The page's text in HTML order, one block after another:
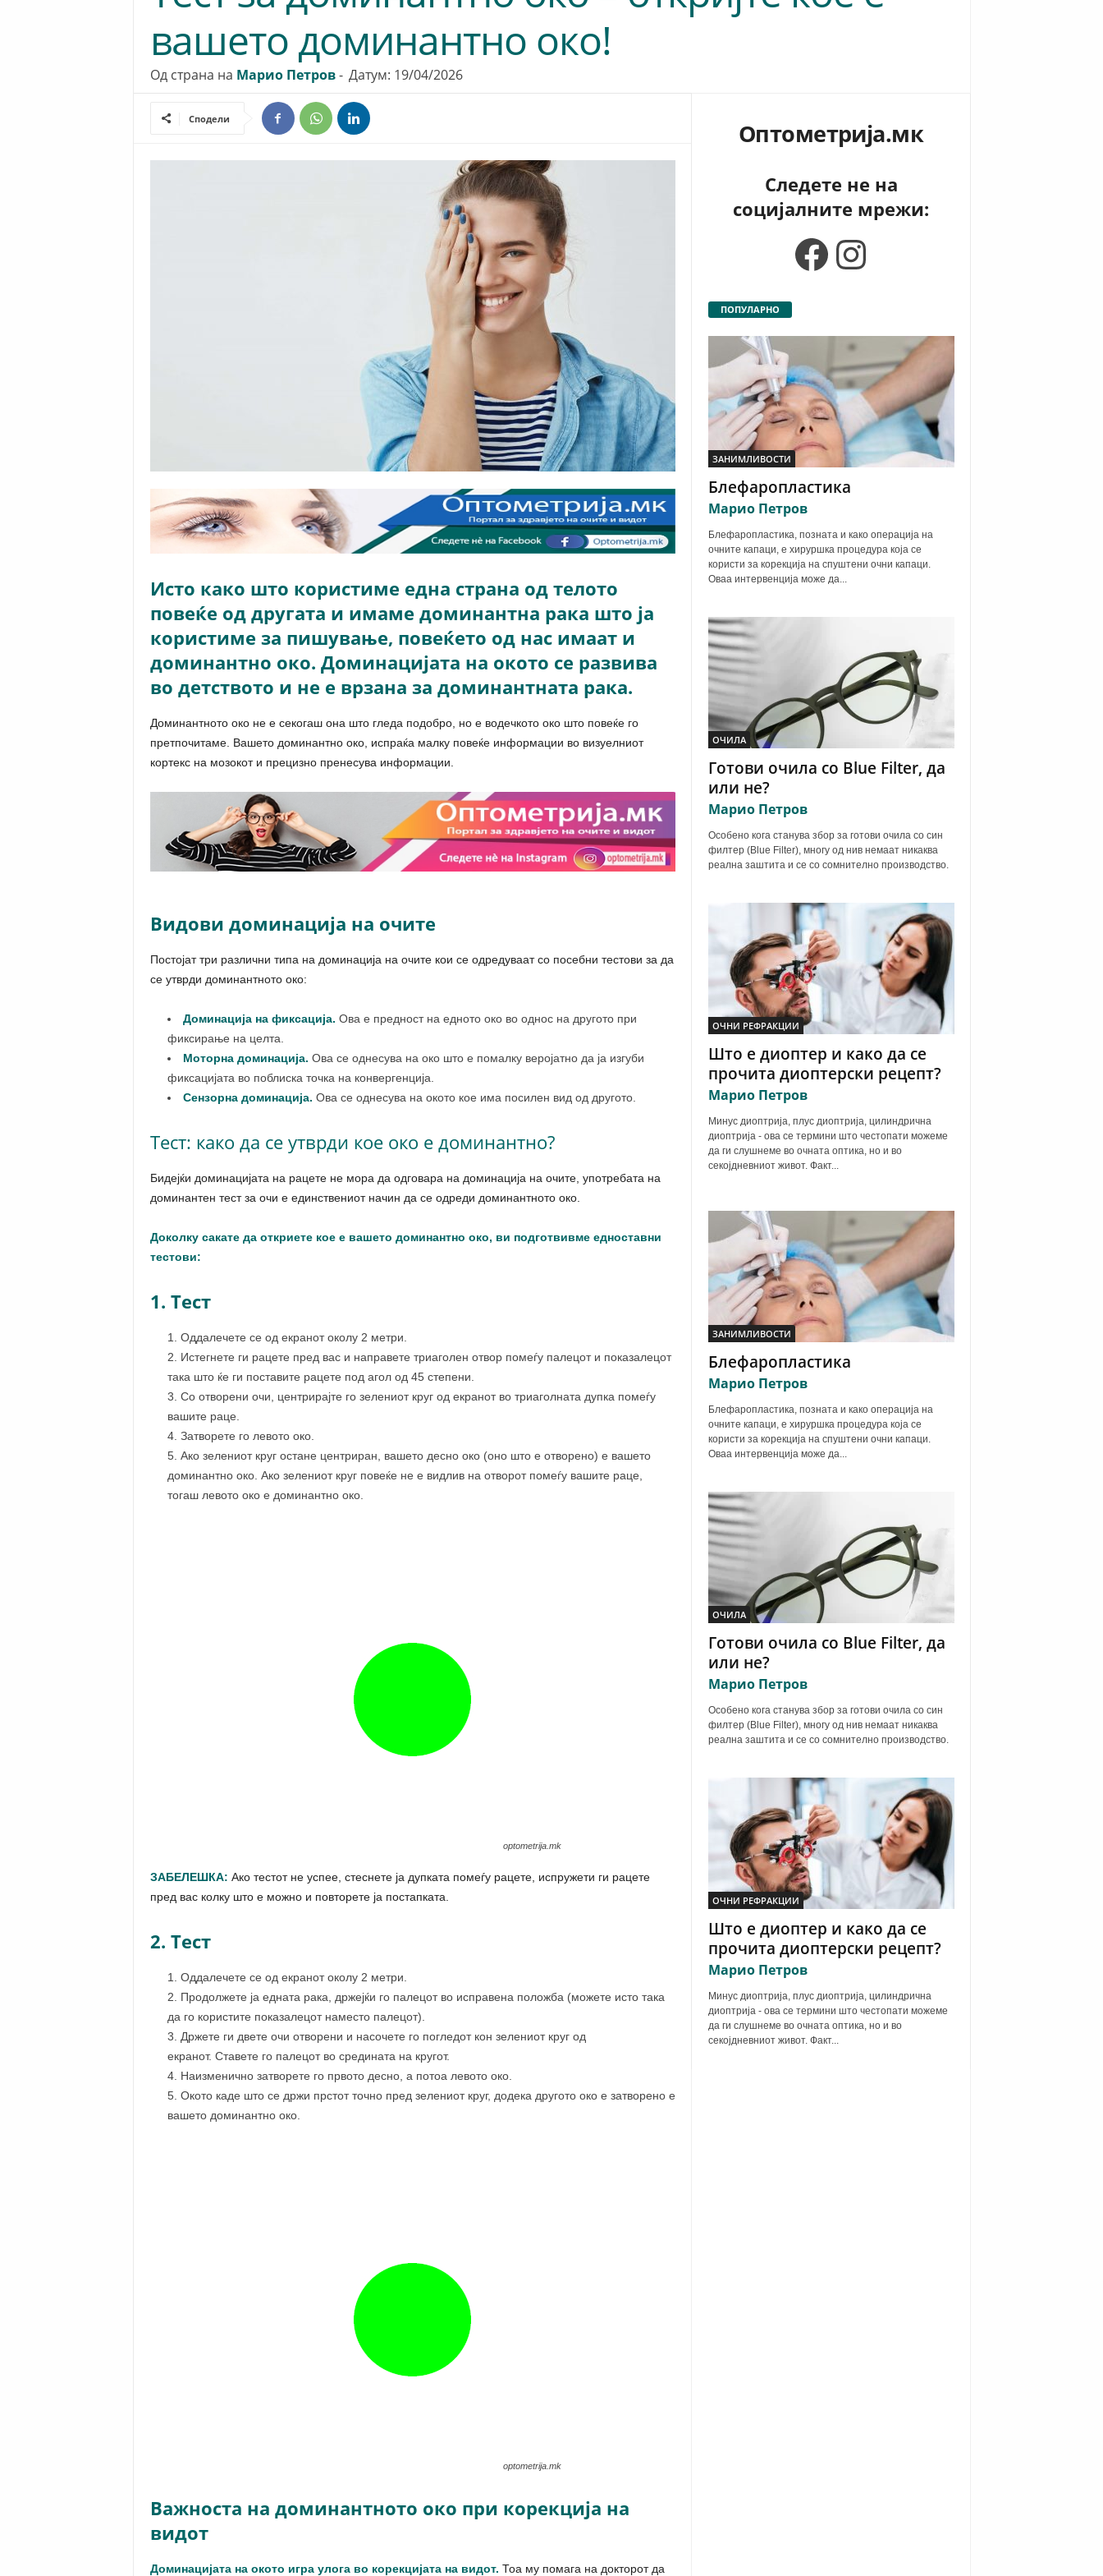
вашето доминантно око!
Од страна на Марио Петров- Датум: 19/04/2026
Сподели
Исто како што користиме една страна од телото
повеќе од другата и имаме доминантна рака што ја
користиме за пишување, повеќето од нас имаат и
доминантно око. Доминацијата на окото се развива
во детството и не е врзана за доминантната рака.
Доминантното око не е секогаш она што гледа подобро, но е водечкото око што повеќе го
претпочитаме. Вашето доминантно око, испраќа малку повеќе информации во визуелниот
кортекс на мозокот и прецизно пренесува информации.
Видови доминација на очите
Постојат три различни типа на доминација на очите кои се одредуваат со посебни тестови за да
се утврди доминантното око:
Доминација на фиксација. Ова е предност на едното око во однос на другото при
фиксирање на целта.
Моторна доминација. Ова се однесува на око што е помалку веројатно да ја изгуби
фиксацијата во поблиска точка на конвергенција.
Сензорна доминација. Ова се однесува на окото кое има посилен вид од другото.
Тест: како да се утврди кое око е доминантно?
Бидејќи доминацијата на рацете не мора да одговара на доминација на очите, употребата на
доминантен тест за очи е единствениот начин да се одреди доминантното око.
Доколку сакате да откриете кое е вашето доминантно око, ви подготвивме едноставни
тестови:
1. Тест
Оддалечете се од екранот околу 2 метри.
Истегнете ги рацете пред вас и направете триаголен отвор помеѓу палецот и показалецот
така што ќе ги поставите рацете под агол од 45 степени.
Со отворени очи, центрирајте го зелениот круг од екранот во триаголната дупка помеѓу
вашите раце.
Затворете го левото око.
Ако зелениот круг остане центриран, вашето десно око (оно што е отворено) е вашето
доминантно око. Ако зелениот круг повеќе не е видлив на отворот помеѓу вашите раце,
тогаш левото око е доминантно око.
optometrija.mk
ЗАБЕЛЕШКА: Ако тестот не успее, стеснете ја дупката помеѓу рацете, испружети ги рацете
пред вас колку што е можно и повторете ја постапката.
2. Тест
Оддалечете се од екранот околу 2 метри.
Продолжете ја едната рака, држејќи го палецот во исправена положба (можете исто така
да го користите показалецот наместо палецот).
Држете ги двете очи отворени и насочете го погледот кон зелениот круг од
екранот. Ставете го палецот во средината на кругот.
Наизменично затворете го првото десно, а потоа левото око.
Окото каде што се држи прстот точно пред зелениот круг, додека другото око е затворено е
вашето доминантно око.
optometrija.mk
Важноста на доминантното око при корекција на
видот
Доминацијата на окото игра улога во корекцијата на видот. Тоа му помага на докторот да
Оптометрија.мк
Следете не на
социјалните мрежи:
Facebook
Instagram
ПОПУЛАРНО
ЗАНИМЛИВОСТИ
Блефаропластика
Марио Петров
Блефаропластика, позната и како операција на
очните капаци, е хируршка процедура која се
користи за корекција на спуштени очни капаци.
Оваа интервенција може да...
ОЧИЛА
Готови очила со Blue Filter, да
или не?
Марио Петров
Особено кога станува збор за готови очила со син
филтер (Blue Filter), многу од нив немаат никаква
реална заштита и се со сомнително производство.
ОЧНИ РЕФРАКЦИИ
Што е диоптер и како да се
прочита диоптерски рецепт?
Марио Петров
Минус диоптрија, плус диоптрија, цилиндрична
диоптрија - ова се термини што честопати можеме
да ги слушнеме во очната оптика, но и во
секојдневниот живот. Факт...
ЗАНИМЛИВОСТИ
Блефаропластика
Марио Петров
Блефаропластика, позната и како операција на
очните капаци, е хируршка процедура која се
користи за корекција на спуштени очни капаци.
Оваа интервенција може да...
ОЧИЛА
Готови очила со Blue Filter, да
или не?
Марио Петров
Особено кога станува збор за готови очила со син
филтер (Blue Filter), многу од нив немаат никаква
реална заштита и се со сомнително производство.
ОЧНИ РЕФРАКЦИИ
Што е диоптер и како да се
прочита диоптерски рецепт?
Марио Петров
Минус диоптрија, плус диоптрија, цилиндрична
диоптрија - ова се термини што честопати можеме
да ги слушнеме во очната оптика, но и во
секојдневниот живот. Факт...